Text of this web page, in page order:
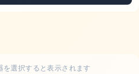
を選択すると表示されます